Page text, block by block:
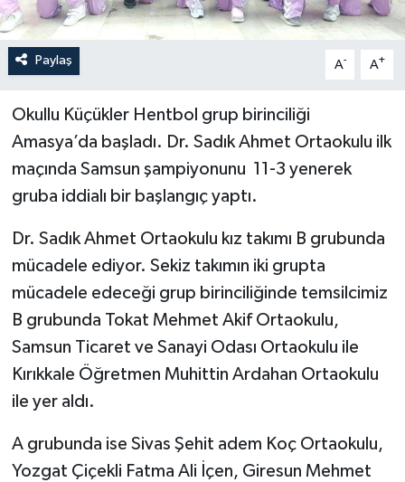
Paylaş A- A+
Okullu Küçükler Hentbol grup birinciliği
Amasya’da başladı. Dr. Sadık Ahmet Ortaokulu ilk
maçında Samsun şampiyonunu 11-3 yenerek
gruba iddialı bir başlangıç yaptı.
Dr. Sadık Ahmet Ortaokulu kız takımı B grubunda
mücadele ediyor. Sekiz takımın iki grupta
mücadele edeceği grup birinciliğinde temsilcimiz
B grubunda Tokat Mehmet Akif Ortaokulu,
Samsun Ticaret ve Sanayi Odası Ortaokulu ile
Kırıkkale Öğretmen Muhittin Ardahan Ortaokulu
ile yer aldı.
A grubunda ise Sivas Şehit adem Koç Ortaokulu,
Yozgat Çiçekli Fatma Ali İçen, Giresun Mehmet